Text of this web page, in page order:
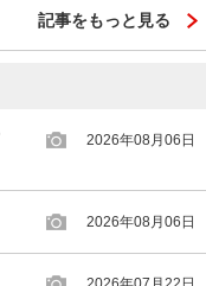
記事をもっと見る
2026年08月06日
2026年08月06日